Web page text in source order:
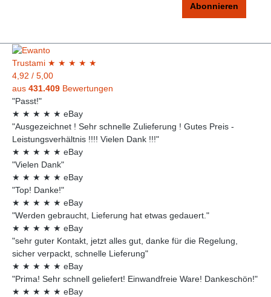
Abonnieren
Trustami ★ ★ ★ ★ ★
4,92 / 5,00
aus 431.409 Bewertungen
"Passt!"
★ ★ ★ ★ ★ eBay
"Ausgezeichnet ! Sehr schnelle Zulieferung ! Gutes Preis -
Leistungsverhältnis !!!! Vielen Dank !!!"
★ ★ ★ ★ ★ eBay
"Vielen Dank"
★ ★ ★ ★ ★ eBay
"Top! Danke!"
★ ★ ★ ★ ★ eBay
"Werden gebraucht, Lieferung hat etwas gedauert."
★ ★ ★ ★ ★ eBay
"sehr guter Kontakt, jetzt alles gut, danke für die Regelung,
sicher verpackt, schnelle Lieferung"
★ ★ ★ ★ ★ eBay
"Prima! Sehr schnell geliefert! Einwandfreie Ware! Dankeschön!"
★ ★ ★ ★ ★ eBay